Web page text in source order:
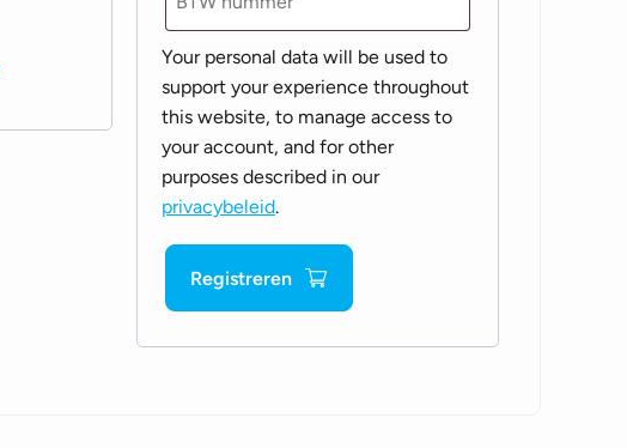
Your personal data will be used to
support your experience throughout
this website, to manage access to
your account, and for other
purposes described in our
privacybeleid.
Registreren